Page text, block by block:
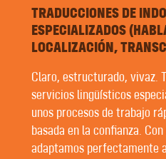
TRADUCCIONES DE
ESPECIALIZADOS
LOCALIZACIÓN,
Claro, estructurado, vivaz.
servicios lingüísticos
unos procesos de trabajo
basada en la confianza.
adaptamos perfectamente